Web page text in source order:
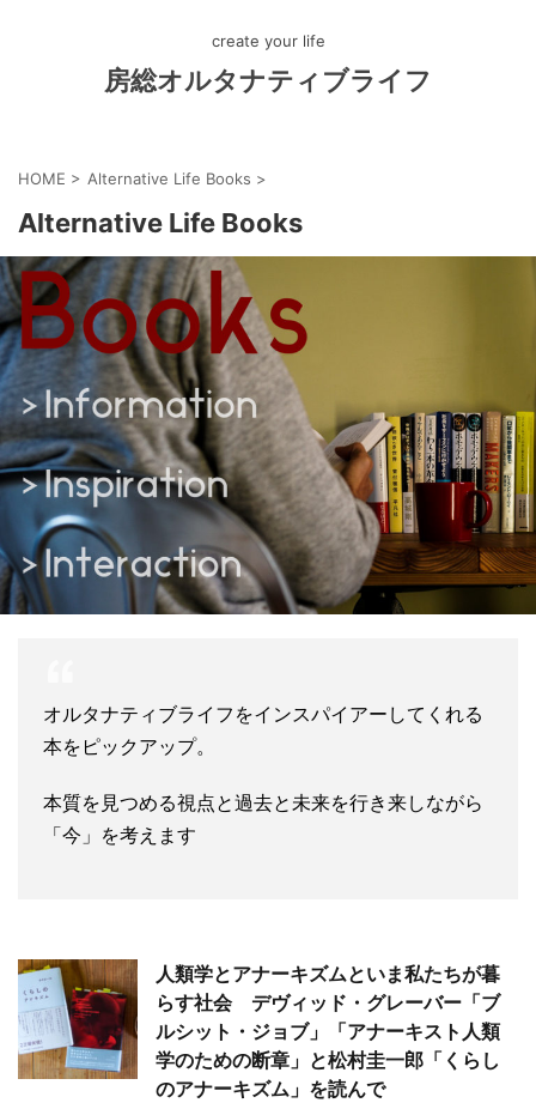
create your life
房総オルタナティブライフ
HOME > Alternative Life Books >
Alternative Life Books
オルタナティブライフをインスパイアーしてくれる
本をピックアップ。
本質を見つめる視点と過去と未来を行き来しながら
「今」を考えます
人類学とアナーキズムといま私たちが暮
らす社会 デヴィッド・グレーバー「ブ
ルシット・ジョブ」「アナーキスト人類
学のための断章」と松村圭一郎「くらし
のアナーキズム」を読んで